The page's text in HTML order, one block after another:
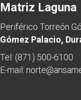
Matriz Laguna
Periférico Torreón
Gómez Palacio,
Tel: (871) 500-6100
E-mail: